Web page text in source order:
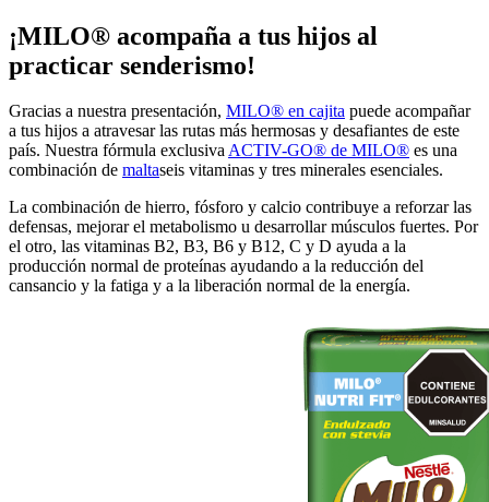
¡MILO® acompaña a tus hijos al
practicar senderismo!
Gracias a nuestra presentación, MILO® en cajita puede acompañar
a tus hijos a atravesar las rutas más hermosas y desafiantes de este
país. Nuestra fórmula exclusivaACTIV-GO® de MILO® es una
combinación de maltaseis vitaminas y tres minerales esenciales.
La combinación de hierro, fósforo y calcio contribuye a reforzar las
defensas, mejorar el metabolismo u desarrollar músculos fuertes. Por
el otro, las vitaminas B2, B3, B6 y B12, C y D ayuda a la
producción normal de proteínas ayudando a la reducción del
cansancio y la fatiga y a la liberación normal de la energía.